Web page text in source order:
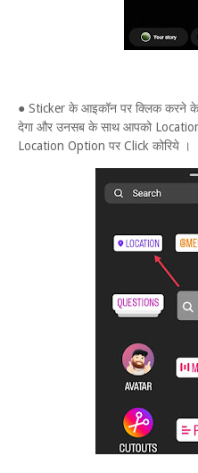
● Sticker के आइकॉन पर क्लिक करने के
देगा और उनसब के साथ आपको
Location Option पर Click कोरिये ।